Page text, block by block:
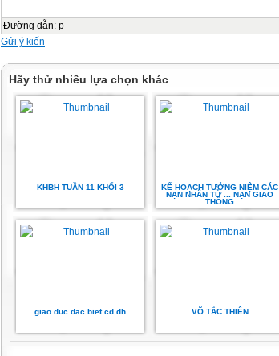
Đường dẫn: p
Gửi ý kiến
Hãy thử nhiều lựa chọn khác
KHBH TUẦN 11 KHỐI 3
KẾ HOẠCH TƯỞNG NIỆM CÁC
NẠN NHÂN TỬ ... NẠN GIAO
THÔNG
giao duc dac biet cd dh VÕ TẮC THIÊN